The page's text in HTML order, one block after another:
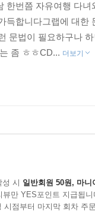
한번쯤 자유여행 다
득합니다그랩에 대한
문법이 필요하구나
좀 ㅎㅎCD... 더보기
시 일반회원 50원, 마니
만 YES포인트 지급됩니
시점부터 마지막 회차 주